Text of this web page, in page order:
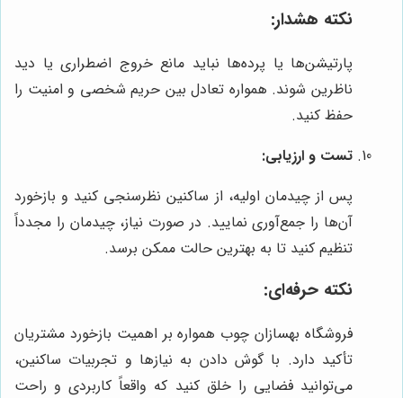
نکته هشدار:
پارتیشن‌ها یا پرده‌ها نباید مانع خروج اضطراری یا دید
ناظرین شوند. همواره تعادل بین حریم شخصی و امنیت را
حفظ کنید.
تست و ارزیابی:
پس از چیدمان اولیه، از ساکنین نظرسنجی کنید و بازخورد
آن‌ها را جمع‌آوری نمایید. در صورت نیاز، چیدمان را مجدداً
تنظیم کنید تا به بهترین حالت ممکن برسد.
نکته حرفه‌ای:
فروشگاه بهسازان چوب همواره بر اهمیت بازخورد مشتریان
تأکید دارد. با گوش دادن به نیازها و تجربیات ساکنین،
می‌توانید فضایی را خلق کنید که واقعاً کاربردی و راحت